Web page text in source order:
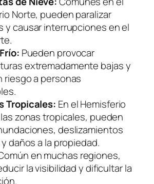
Norte, pueden paralizar
y causar interrupciones en el
Pueden provocar
extremadamente bajas y
riesgo a personas
Tropicales: En el Hemisferio
zonas tropicales, pueden
deslizamientos
daños a la propiedad.
en muchas regiones,
la visibilidad y dificultar la